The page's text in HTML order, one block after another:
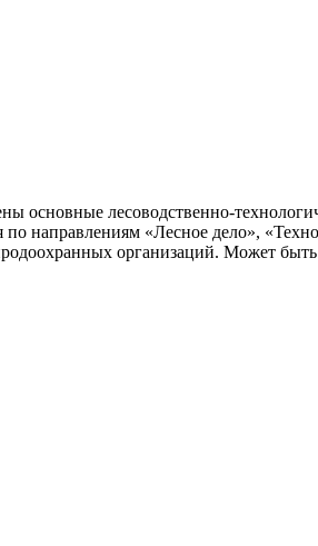
основные лесоводственно-
направлениям «Лесное дело»,
организаций. Может